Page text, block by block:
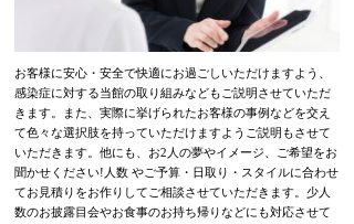
お客様に安心・安全で快適にお過ごしいただけますよう、
感染症に対する当館の取り組みなどもご説明させていただ
きます。また、実際に挙げられたお客様の事例などを交え
て色々な選択肢を持っていただけますようご説明もさせて
いただきます。他にも、お2人の夢やイメージ、ご希望をお
聞かせください!人数 やご予算・日取り・スタイルに合わせ
てお見積りをお作りしてご相談させていただきます。少人
数のお披露目会やお食事のお持ち帰りなどにも対応させて